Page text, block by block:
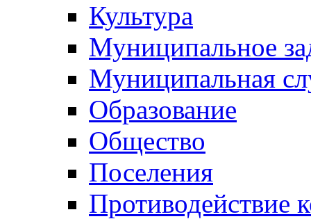
Культура
Муниципальное
Муниципальная
Образование
Общество
Поселения
Противодействие